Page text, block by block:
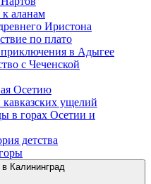
аланам
Иристона
по плато
в Адыгее
с Чеченской
Осетию
кавказских ущелий
в горах Осетии и
детства
Калининград